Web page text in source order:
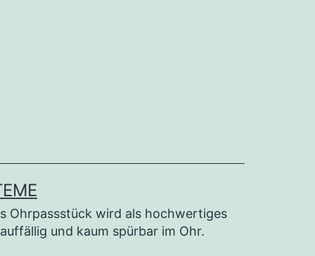
Ohrpassstück wird als hochwertiges
und kaum spürbar im Ohr.